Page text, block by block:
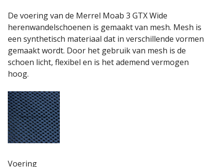
De voering van de Merrel Moab 3 GTX Wide
herenwandelschoenen is gemaakt van mesh. Mesh is
een synthetisch materiaal dat in verschillende vormen
gemaakt wordt. Door het gebruik van mesh is de
schoen licht, flexibel en is het ademend vermogen
hoog.
Voering